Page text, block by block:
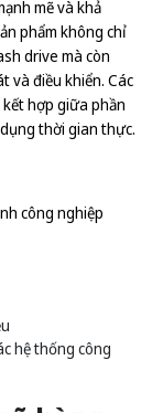
mẽ và khả
phẩm không chỉ
drive mà còn
và điều khiển. Các
hợp giữa phần
thời gian thực.
công nghiệp
hệ thống công